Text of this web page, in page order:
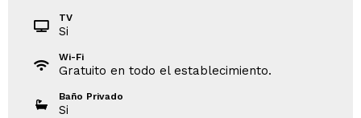
TV
Si
Wi-Fi
Gratuito en todo el establecimiento.
Baño Privado
Si